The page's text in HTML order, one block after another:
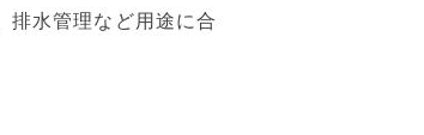
排水管理など用途に合